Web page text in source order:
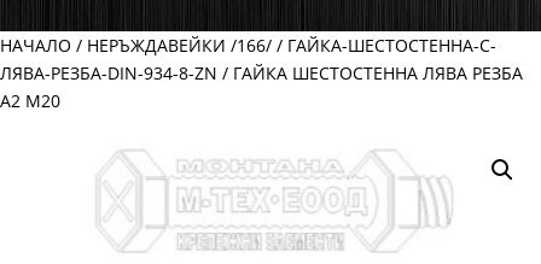
НАЧАЛО / НЕРЪЖДАВЕЙКИ /166/ / ГАЙКА-ШЕСТОСТЕННА-С-
ЛЯВА-РЕЗБА-DIN-934-8-ZN / ГАЙКА ШЕСТОСТЕННА ЛЯВА РЕЗБА
А2 М20